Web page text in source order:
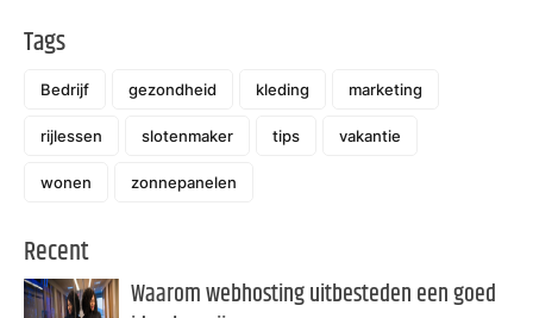
Tags
Bedrijf gezondheid kleding marketing
rijlessen slotenmaker tips vakantie
wonen zonnepanelen
Recent
Waarom webhosting uitbesteden een goed